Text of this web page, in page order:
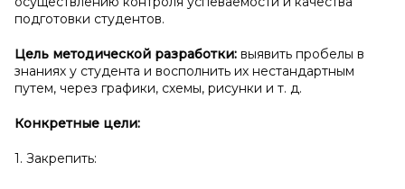
подготовки студентов.
Цель методической разработки: выявить пробелы в
знаниях у студента и восполнить их нестандартным
путем, через графики, схемы, рисунки и т. д.
Конкретные цели:
1. Закрепить: